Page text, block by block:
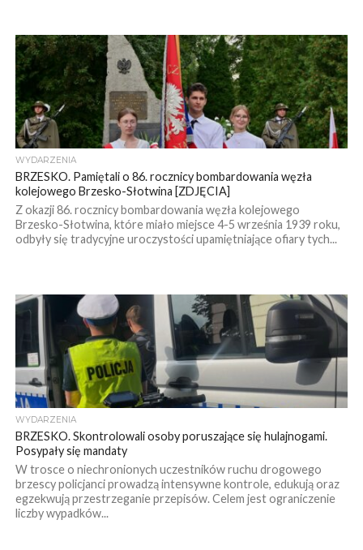
WYDARZENIA
BRZESKO. Pamiętali o 86. rocznicy bombardowania węzła
kolejowego Brzesko-Słotwina [ZDJĘCIA]
Z okazji 86. rocznicy bombardowania węzła kolejowego
Brzesko-Słotwina, które miało miejsce 4-5 września 1939 roku,
odbyły się tradycyjne uroczystości upamiętniające ofiary tych...
WYDARZENIA
BRZESKO. Skontrolowali osoby poruszające się hulajnogami.
Posypały się mandaty
W trosce o niechronionych uczestników ruchu drogowego
brzescy policjanci prowadzą intensywne kontrole, edukują oraz
egzekwują przestrzeganie przepisów. Celem jest ograniczenie
liczby wypadków...